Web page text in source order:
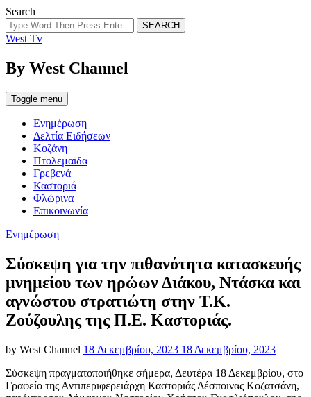
Search
SEARCH
West Tv
By West Channel
Toggle menu
Ενημέρωση
Δελτία Ειδήσεων
Κοζάνη
Πτολεμαϊδα
Γρεβενά
Καστοριά
Φλώρινα
Επικοινωνία
Categories
Ενημέρωση
Σύσκεψη για την πιθανότητα κατασκευής
μνημείου των ηρώων Διάκου, Ντάσκα και
αγνώστου στρατιώτη στην Τ.Κ.
Ζούζουλης της Π.Ε. Καστοριάς.
by West Channel Posted
18 Δεκεμβρίου, 2023 18 Δεκεμβρίου, 2023
Σύσκεψη πραγματοποιήθηκε σήμερα, Δευτέρα 18 Δεκεμβρίου, στο
Γραφείο της Αντιπεριφερειάρχη Καστοριάς Δέσποινας Κοζατσάνη,